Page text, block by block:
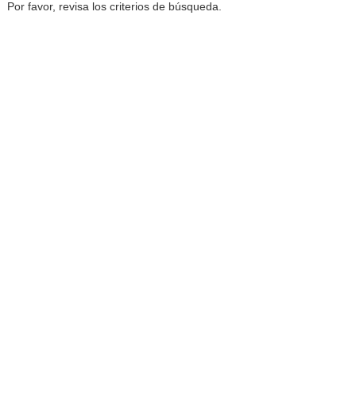
Por favor, revisa los criterios de búsqueda.